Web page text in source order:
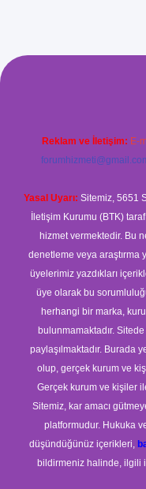
betexper güvenilir mi
Reklam ve İletişim: E-
Yasal Uyarı: Sitemiz, 5651
İletişim Kurumu (BTK)
hizmet vermektedir. Bu
denetleme veya araştırma
üyelerimiz yazdıkları
üye olarak bu
herhangi bir marka,
bulunmamaktadır. Sitede
paylaşılmaktadır. Burada
olup, gerçek kurum ve
Gerçek kurum ve kişiler
Sitemiz, kar amacı
platformudur. Hukuka
düşündüğünüz içerikleri,
bildirmeniz halinde, ilgili